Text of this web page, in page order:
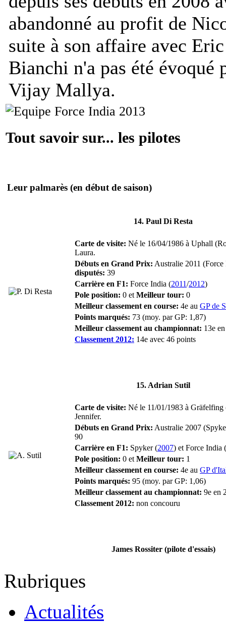
abandonné au profit de
suite à son affaire avec
Bianchi n'a pas été évoqué
Vijay Mallya.
Tout savoir sur... les pilotes
Leur palmarès (en début de saison)
14. Paul Di Resta
Carte de visite: Né le 16/04/1986 à Uphall
Laura.
Débuts en Grand Prix: Australie 2011
disputés: 39
Carrière en F1: Force India (2011/2012)
Pole position: 0 et Meilleur tour: 0
Meilleur classement en course: 4e au GP de
Points marqués: 73 (moy. par GP: 1,87)
Meilleur classement au championnat: 13e
Classement 2012: 14e avec 46 points
15. Adrian Sutil
Carte de visite: Né le 11/01/1983 à
Jennifer.
Débuts en Grand Prix: Australie 2007
90
Carrière en F1: Spyker (2007) et Force India (
Pole position: 0 et Meilleur tour: 1
Meilleur classement en course: 4e au GP
Points marqués: 95 (moy. par GP: 1,06)
Meilleur classement au championnat: 9e en
Classement 2012: non concouru
James Rossiter (pilote d'essais)
Rubriques
Actualités